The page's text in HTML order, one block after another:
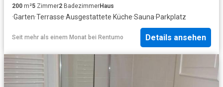
200 m²5 Zimmer2 BadezimmerHaus
·Garten·Terrasse·Ausgestattete Küche·Sauna·Parkplatz
Seit mehr als einem Monat bei Rentumo Details ansehen